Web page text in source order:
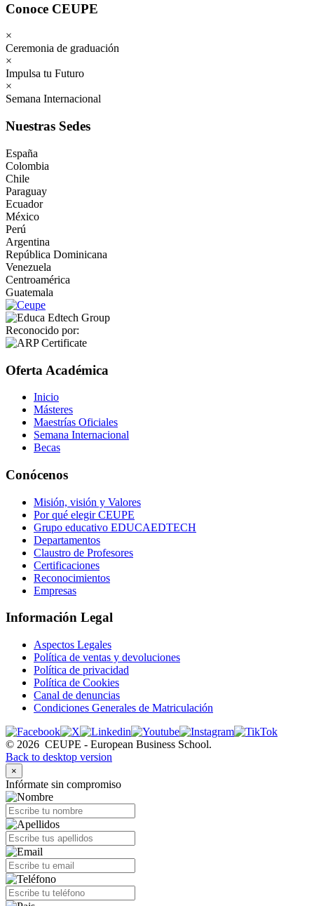
Conoce CEUPE
×
Ceremonia de graduación
×
Impulsa tu Futuro
×
Semana Internacional
Nuestras Sedes
España
Colombia
Chile
Paraguay
Ecuador
México
Perú
Argentina
República Dominicana
Venezuela
Centroamérica
Guatemala
Reconocido por:
Oferta Académica
Inicio
Másteres
Maestrías Oficiales
Semana Internacional
Becas
Conócenos
Misión, visión y Valores
Por qué elegir CEUPE
Grupo educativo EDUCAEDTECH
Departamentos
Claustro de Profesores
Certificaciones
Reconocimientos
Empresas
Información Legal
Aspectos Legales
Política de ventas y devoluciones
Política de privacidad
Política de Cookies
Canal de denuncias
Condiciones Generales de Matriculación
© 2026 CEUPE - European Business School.
Back to desktop version
×
Infórmate sin compromiso